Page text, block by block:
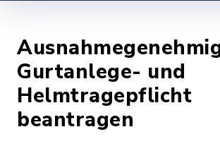
Gurtanlege- und
Helmtragepflicht
beantragen